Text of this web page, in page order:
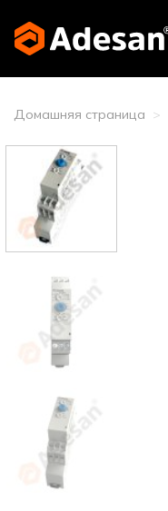
content
Домашняя страница >